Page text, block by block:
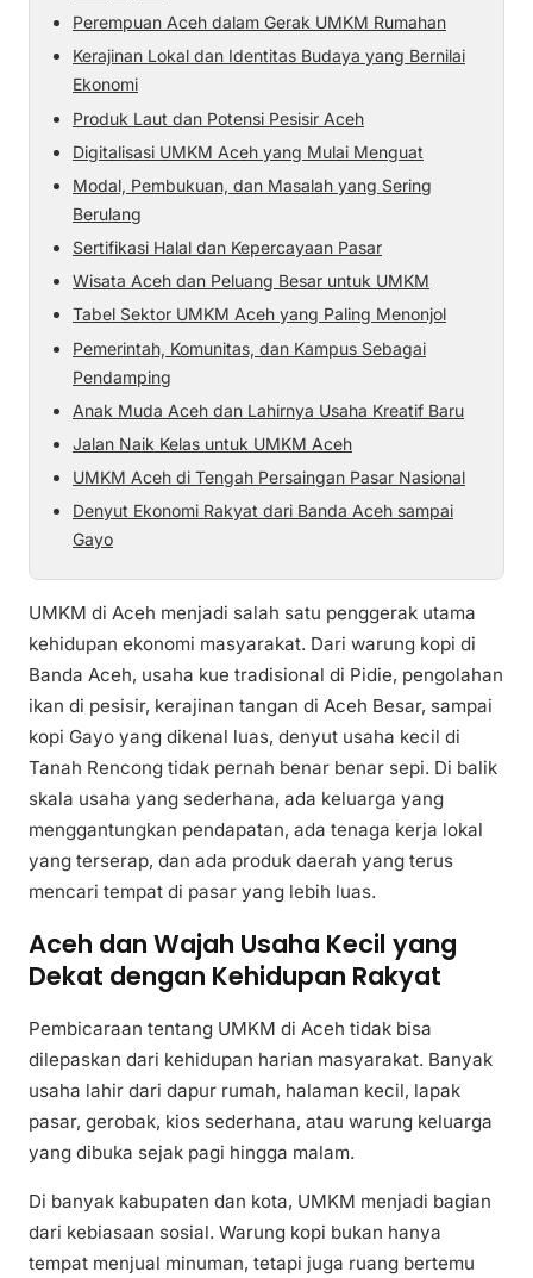
Perempuan Aceh dalam Gerak UMKM Rumahan
Kerajinan Lokal dan Identitas Budaya yang Bernilai
Ekonomi
Produk Laut dan Potensi Pesisir Aceh
Digitalisasi UMKM Aceh yang Mulai Menguat
Modal, Pembukuan, dan Masalah yang Sering
Berulang
Sertifikasi Halal dan Kepercayaan Pasar
Wisata Aceh dan Peluang Besar untuk UMKM
Tabel Sektor UMKM Aceh yang Paling Menonjol
Pemerintah, Komunitas, dan Kampus Sebagai
Pendamping
Anak Muda Aceh dan Lahirnya Usaha Kreatif Baru
Jalan Naik Kelas untuk UMKM Aceh
UMKM Aceh di Tengah Persaingan Pasar Nasional
Denyut Ekonomi Rakyat dari Banda Aceh sampai
Gayo
UMKM di Aceh menjadi salah satu penggerak utama
kehidupan ekonomi masyarakat. Dari warung kopi di
Banda Aceh, usaha kue tradisional di Pidie, pengolahan
ikan di pesisir, kerajinan tangan di Aceh Besar, sampai
kopi Gayo yang dikenal luas, denyut usaha kecil di
Tanah Rencong tidak pernah benar benar sepi. Di balik
skala usaha yang sederhana, ada keluarga yang
menggantungkan pendapatan, ada tenaga kerja lokal
yang terserap, dan ada produk daerah yang terus
mencari tempat di pasar yang lebih luas.
Aceh dan Wajah Usaha Kecil yang
Dekat dengan Kehidupan Rakyat
Pembicaraan tentang UMKM di Aceh tidak bisa
dilepaskan dari kehidupan harian masyarakat. Banyak
usaha lahir dari dapur rumah, halaman kecil, lapak
pasar, gerobak, kios sederhana, atau warung keluarga
yang dibuka sejak pagi hingga malam.
Di banyak kabupaten dan kota, UMKM menjadi bagian
dari kebiasaan sosial. Warung kopi bukan hanya
tempat menjual minuman, tetapi juga ruang bertemu